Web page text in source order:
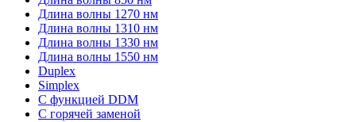
Длина волны 1270 нм
Длина волны 1310 нм
Длина волны 1330 нм
Длина волны 1550 нм
Duplex
Simplex
С функцией DDM
С горячей заменой